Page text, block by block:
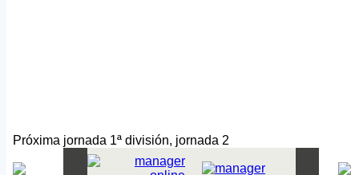
Próxima jornada 1ª división, jornada 2